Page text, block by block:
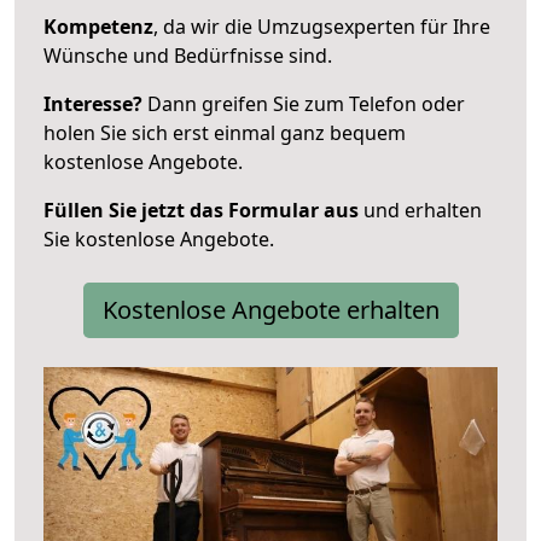
Kompetenz, da wir die Umzugsexperten für Ihre
Wünsche und Bedürfnisse sind.
Interesse? Dann greifen Sie zum Telefon oder
holen Sie sich erst einmal ganz bequem
kostenlose Angebote.
Füllen Sie jetzt das Formular aus und erhalten
Sie kostenlose Angebote.
Kostenlose Angebote erhalten